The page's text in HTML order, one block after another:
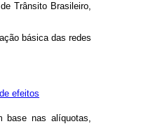
Trânsito Brasileiro,
básica das redes
efeitos
base nas alíquotas,